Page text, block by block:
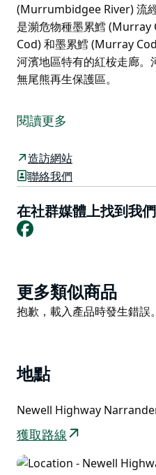
(Murrumbidgee River) 流
是瀕危物種墨累鱈 (Murray
Cod) 和墨累鱈 (Murray
河濱地區特有的紅桉走廊。
無尾熊再生保護區。
(Narrandera) 周圍的天然叢
有三個天然海灘以及釣魚和
馬蘭比吉河
(Narrandera)，是瀕危物種
鱈魚 (Trout Cod) 和墨累鱈
河的邊界是河濱地區特有的
設有步道和無尾熊再生保護
閱讀更多
造訪網站
聯絡我們
在社群媒體上找到我們
Facebook
Product
List
更多類似商品
Product
抱歉，載入產品時發生錯誤
地點
Newell Highway
獲取路線